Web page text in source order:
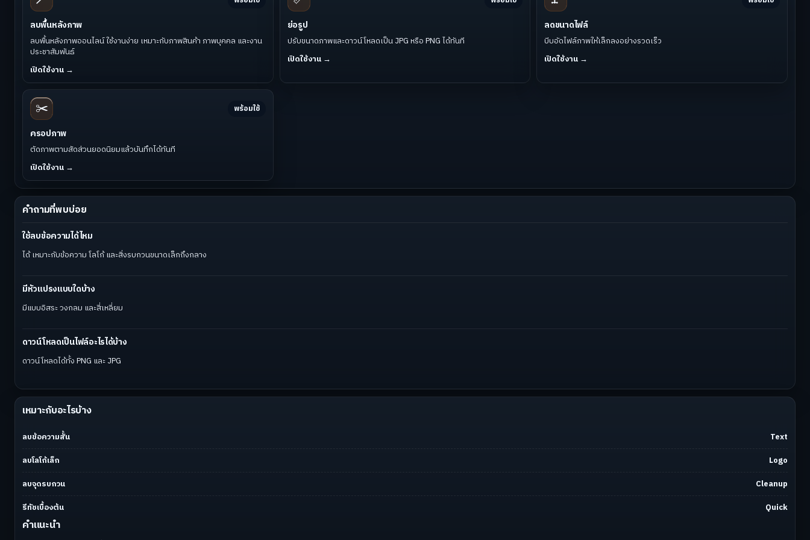
ลบพื้นหลังภาพ
ลบพื้นหลังภาพออนไลน์ ใช้งานง่าย เหมาะกับภาพสินค้า ภาพบุคคล และงาน
ประชาสัมพันธ์
เปิดใช้งาน →
ย่อรูป
ปรับขนาดภาพและดาวน์โหลดเป็น JPG หรือ PNG ได้ทันที
เปิดใช้งาน →
ลดขนาดไฟล์
บีบอัดไฟล์ภาพให้เล็กลงอย่างรวดเร็ว
เปิดใช้งาน →
✂️ พร้อมใช้
ครอปภาพ
ตัดภาพตามสัดส่วนยอดนิยมแล้วบันทึกได้ทันที
เปิดใช้งาน →
คำถามที่พบบ่อย
ใช้ลบข้อความได้ไหม
ได้ เหมาะกับข้อความ โลโก้ และสิ่งรบกวนขนาดเล็กถึงกลาง
มีหัวแปรงแบบใดบ้าง
มีแบบอิสระ วงกลม และสี่เหลี่ยม
ดาวน์โหลดเป็นไฟล์อะไรได้บ้าง
ดาวน์โหลดได้ทั้ง PNG และ JPG
เหมาะกับอะไรบ้าง
ลบข้อความสั้น
Text
ลบโลโก้เล็ก
Logo
ลบจุดรบกวน
Cleanup
รีทัชเบื้องต้น
Quick
คำแนะนำ